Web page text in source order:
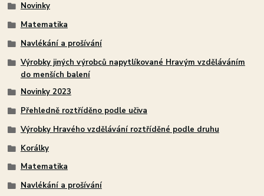
Novinky
Matematika
Navlékání a prošívání
Výrobky jiných výrobců napytlíkované Hravým vzděláváním
do menších balení
Novinky 2023
Přehledně roztříděno podle učiva
Výrobky Hravého vzdělávání roztříděné podle druhu
Korálky
Matematika
Navlékání a prošívání